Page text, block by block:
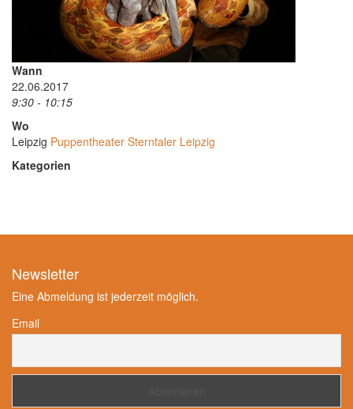
Wann
22.06.2017
9:30 - 10:15
Wo
Leipzig Puppentheater Sterntaler Leipzig
Kategorien
Newsletter
Eine Abmeldung ist jederzeit möglich.
Email